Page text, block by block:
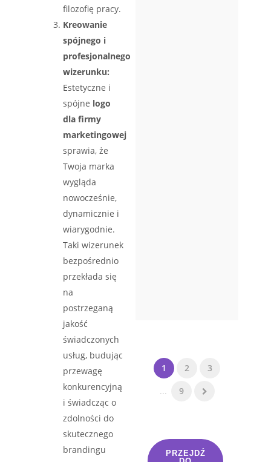
filozofię pracy.
Kreowanie
spójnego i
profesjonalnego
wizerunku:
Estetyczne i
spójne logo
dla firmy
marketingowej
sprawia, że
Twoja marka
wygląda
nowocześnie,
dynamicznie i
wiarygodnie.
Taki wizerunek
bezpośrednio
przekłada się
na
postrzeganą
jakość
świadczonych
usług, budując
przewagę
konkurencyjną
i świadcząc o
zdolności do
skutecznego
brandingu
1 2
3
...
9
PRZEJDŹ